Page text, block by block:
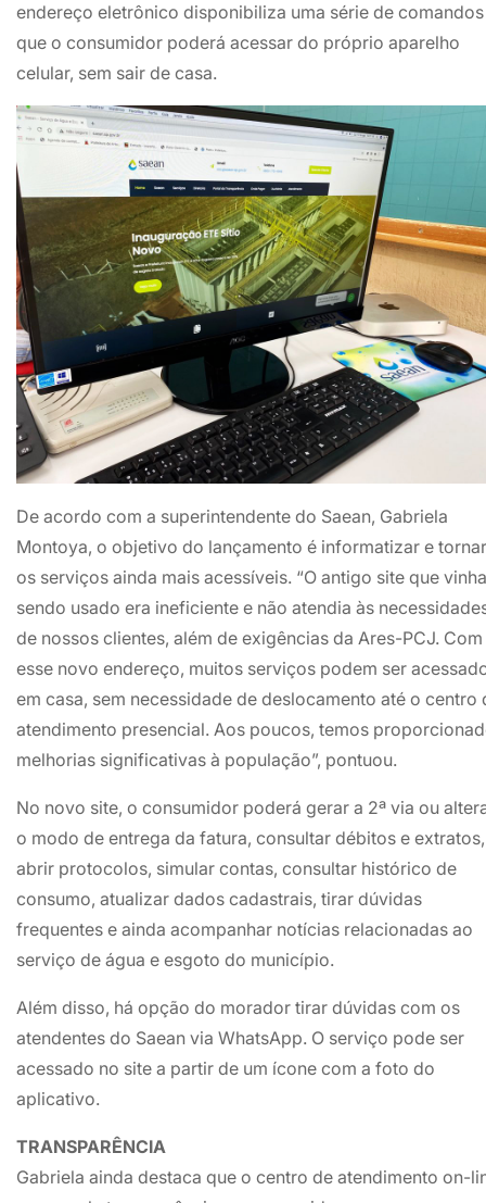
endereço eletrônico disponibiliza uma série de comandos
que o consumidor poderá acessar do próprio aparelho
celular, sem sair de casa.
De acordo com a superintendente do Saean, Gabriela
Montoya, o objetivo do lançamento é informatizar e tornar
os serviços ainda mais acessíveis. “O antigo site que vinha
sendo usado era ineficiente e não atendia às
de nossos clientes, além de exigências da Ares-PCJ. Com
esse novo endereço, muitos serviços podem ser
em casa, sem necessidade de deslocamento até o centro
atendimento presencial. Aos poucos, temos
melhorias significativas à população”, pontuou.
No novo site, o consumidor poderá gerar a 2ª via ou
o modo de entrega da fatura, consultar débitos e extratos,
abrir protocolos, simular contas, consultar histórico de
consumo, atualizar dados cadastrais, tirar dúvidas
frequentes e ainda acompanhar notícias relacionadas ao
serviço de água e esgoto do município.
Além disso, há opção do morador tirar dúvidas com os
atendentes do Saean via WhatsApp. O serviço pode ser
acessado no site a partir de um ícone com a foto do
aplicativo.
TRANSPARÊNCIA
Gabriela ainda destaca que o centro de atendimento on-